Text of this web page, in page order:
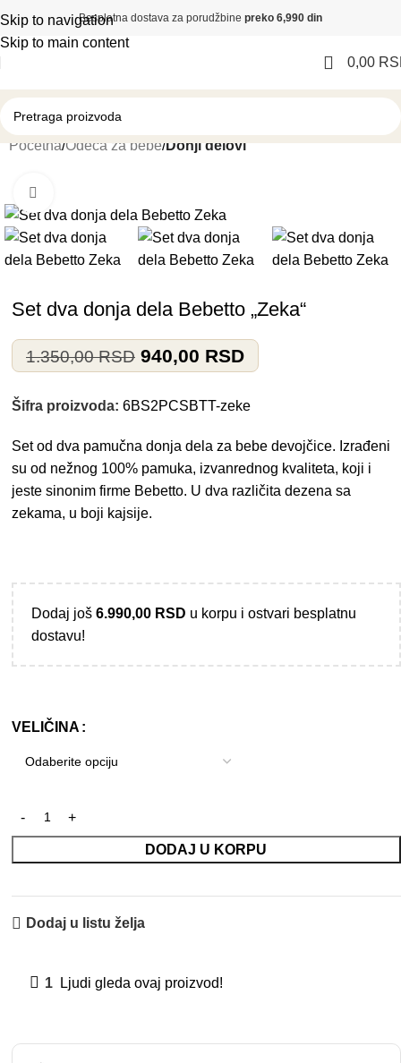
Skip to navigation
Skip to main content
Besplatna dostava za porudžbine preko 6,990 din
0,00
Početna Odeća za bebe Donji delovi
Set dva donja dela Bebetto „Zeka“
1.350,00RSD 940,00 RSD
Šifra proizvoda: 6BS2PCSBTT-zeke
Set od dva pamučna donja dela za bebe devojčice. Izrađeni
su od nežnog 100% pamuka, izvanrednog kvaliteta, koji i
jeste sinonim firme Bebetto. U dva različita dezena sa
zekama, u boji kajsije.
Dodaj još 6.990,00 RSD u korpu i ostvari besplatnu
dostavu!
VELIČINA
DODAJ U KORPU
Dodaj u listu želja
1 Ljudi gleda ovaj proizvod!